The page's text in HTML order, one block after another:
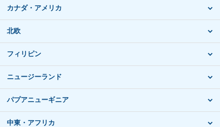
カナダ・アメリカ
北欧
フィリピン
ニュージーランド
パプアニューギニア
中東・アフリカ